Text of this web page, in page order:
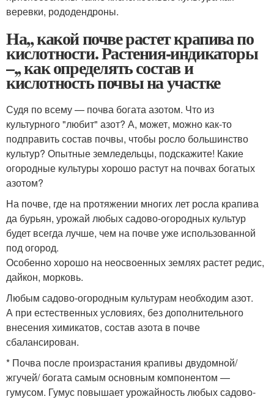
веревки, рододендроны.
На,, какой почве растет крапива по
кислотности. Растения-индикаторы
–,, как определять состав и
кислотность почвы на участке
Судя по всему — почва богата азотом. Что из
культурного "любит" азот? А, может, можно как-то
подправить состав почвы, чтобы росло большинство
культур? Опытные земледельцы, подскажите! Какие
огородные культуры хорошо растут на почвах богатых
азотом?
На почве, где на протяжении многих лет росла крапива
да бурьян, урожай любых садово-огородных культур
будет всегда лучше, чем на почве уже использованной
под огород.
Особенно хорошо на неосвоенных землях растет редис,
дайкон, морковь.
Любым садово-огородным культурам необходим азот.
А при естественных условиях, без дополнительного
внесения химикатов, состав азота в почве
сбалансирован.
* Почва после произрастания крапивы двудомной/
жгучей/ богата самым основным компонентом —
гумусом. Гумус повышает урожайность любых садово-